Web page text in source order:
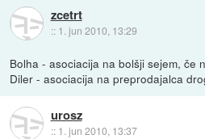
zcetrt
:: 1. jun 2010, 13:29
Bolha - asociacija na bolšji sejem, če
Diler - asociacija na preprodajalca
urosz
:: 1. jun 2010, 13:37